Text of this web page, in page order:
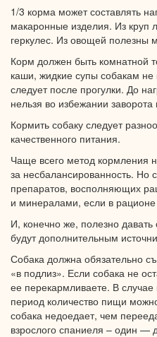
1/3 корма может составлять
макаронные изделия. Из круп
геркулес. Из овощей полезны
Корм должен быть комнатной
каши, жидкие супы собакам не
следует после прогулки. До
нельзя во избежании заворота
Кормить собаку следует
качественного питания.
Чаще всего метод кормления
за несбалансированность. Но
препаратов, восполняющих
и минералами, если в рационе
И, конечно же, полезно
будут дополнительным
Собака должна обязательно
«в подлиз». Если собака не
ее перекармливаете. В случае
период количество пищи
собака недоедает, чем
взрослого спаниеля – один —